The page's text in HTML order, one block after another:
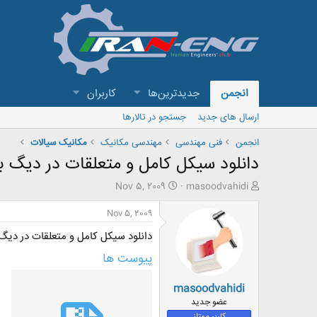
انجمن جدیدترین‌ها کاربران
ارسال های جدید
جستجو در تالارها
انجمن
فنی مهندسی مهندسی مکانیک مکانیک سیالات
دانلود سیکل کامل و متعلقات در دیگ
ش
و
masoodvahidi
ت
ی
Nov 5, 2009
masoodvahidi
عضو جدید
Nov 5, 2009
دانلود سیکل کامل و متعلقات در
پیوست ها